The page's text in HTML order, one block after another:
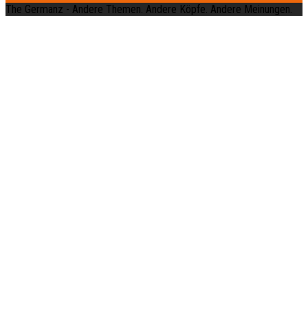
The Germanz - Andere Themen. Andere Köpfe. Andere Meinungen.